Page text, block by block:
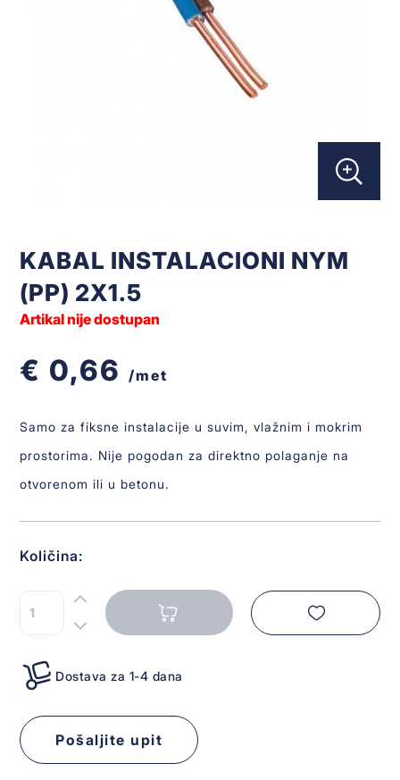
KABAL INSTALACIONI NYM
(PP) 2X1.5
Artikal nije dostupan
€ 0,66/met
Samo za fiksne instalacije u suvim, vlažnim i mokrim
prostorima. Nije pogodan za direktno polaganje na
otvorenom ili u betonu.
Količina:
Dostava za 1-4 dana
Pošaljite upit